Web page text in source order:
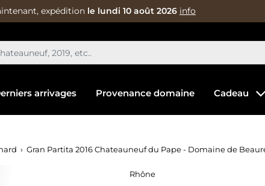
expédition le lundi 10 août 2026 info
arrivages Provenance domaine Cadeau
Gran Partita 2016 Chateauneuf du Pape - Domaine de
Rhône